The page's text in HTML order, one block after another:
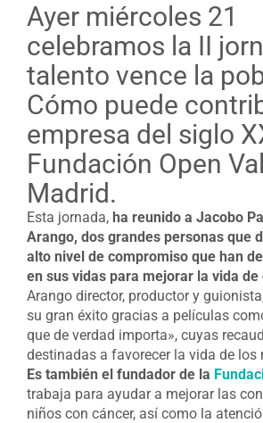
Ayer miércoles 21
celebramos la II
talento vence la
Cómo puede
empresa del siglo
Fundación Open
Madrid.
Esta jornada, ha reunido a Jacobo
Arango, dos grandes personas que
alto nivel de compromiso que han
en sus vidas para mejorar la vida de
Arango director, productor y
su gran éxito gracias a películas
que de verdad importa», cuyas
destinadas a favorecer la vida de los
Es también el fundador de la
trabaja para ayudar a mejorar las
niños con cáncer, así como la